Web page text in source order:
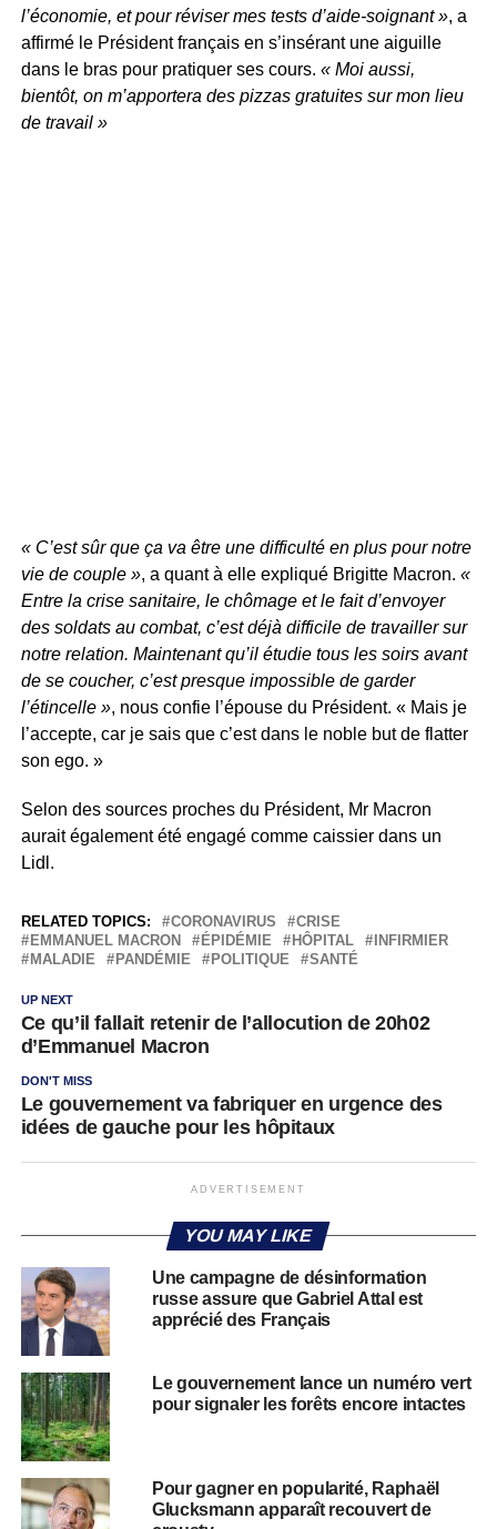
l’économie, et pour réviser mes tests d’aide-soignant », a
affirmé le Président français en s’insérant une aiguille
dans le bras pour pratiquer ses cours. « Moi aussi,
bientôt, on m’apportera des pizzas gratuites sur mon lieu
de travail »
« C’est sûr que ça va être une difficulté en plus pour notre
vie de couple », a quant à elle expliqué Brigitte Macron. «
Entre la crise sanitaire, le chômage et le fait d’envoyer
des soldats au combat, c’est déjà difficile de travailler sur
notre relation. Maintenant qu’il étudie tous les soirs avant
de se coucher, c’est presque impossible de garder
l’étincelle », nous confie l’épouse du Président. « Mais je
l’accepte, car je sais que c’est dans le noble but de flatter
son ego. »
Selon des sources proches du Président, Mr Macron
aurait également été engagé comme caissier dans un
Lidl.
RELATED TOPICS: CORONAVIRUS
CRISE
EMMANUEL MACRON
ÉPIDÉMIE HÔPITAL
INFIRMIER
MALADIE
PANDÉMIE POLITIQUE SANTÉ
UP NEXT
Ce qu’il fallait retenir de l’allocution de 20h02
d’Emmanuel Macron
DON'T MISS
Le gouvernement va fabriquer en urgence des
idées de gauche pour les hôpitaux
ADVERTISEMENT
YOU MAY LIKE
Une campagne de désinformation
russe assure que Gabriel Attal est
apprécié des Français
Le gouvernement lance un numéro vert
pour signaler les forêts encore intactes
Pour gagner en popularité, Raphaël
Glucksmann apparaît recouvert de